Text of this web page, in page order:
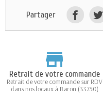
Partager
Retrait de votre commande
Retrait de votre commande sur RDV
dans nos locaux à Baron (33750)